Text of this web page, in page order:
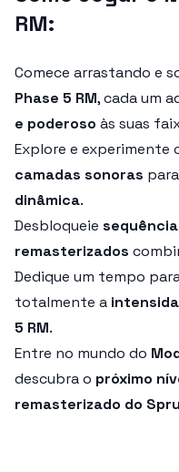
RM:
Comece arrastando e
Phase 5 RM, cada um
e poderoso às suas
Explore e experimente
camadas sonoras
dinâmica.
Desbloqueie
remasterizados
Dedique um tempo
totalmente a
5 RM.
Entre no mundo do
descubra o próximo
remasterizado do